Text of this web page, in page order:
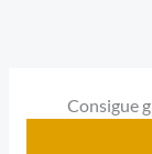
Consigue